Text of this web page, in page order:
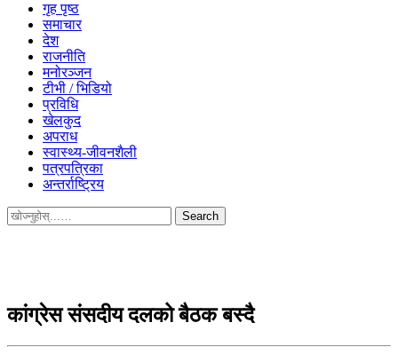
गृह पृष्ठ
समाचार
देश
राजनीति
मनोरञ्जन
टीभी / भिडियो
प्रविधि
खेलकुद
अपराध
स्वास्थ्य-जीवनशैली
पत्रपत्रिका
अन्तर्राष्ट्रिय
Search
for:
कांग्रेस संसदीय दलको बैठक बस्दै